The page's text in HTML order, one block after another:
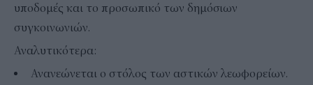
υποδομές και το προσωπικό των δημόσιων
συγκοινωνιών.
Αναλυτικότερα:
Ανανεώνεται ο στόλος των αστικών λεωφορείων.